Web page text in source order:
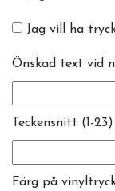
Jag vill ha
Önskad text vid
Teckensnitt (1-23)
Färg på vinyltryck